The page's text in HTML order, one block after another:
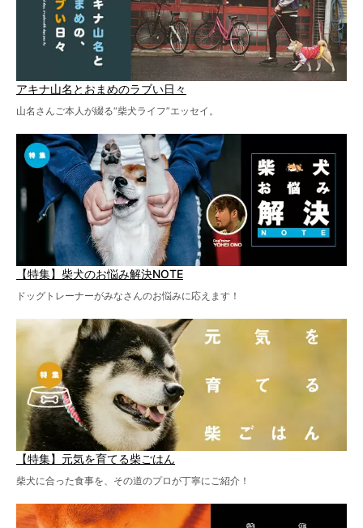
アキナ山名とおまめのラブい日々
山名さんご本人が綴る“柴犬ライフ”エッセイ。
【特集】柴犬のお悩み解決NOTE
ドッグトレーナーがみなさんのお悩みに応えます！
【特集】元気を育てる柴ごはん
柴犬に合った食事を、その道のプロが丁寧にご紹介！